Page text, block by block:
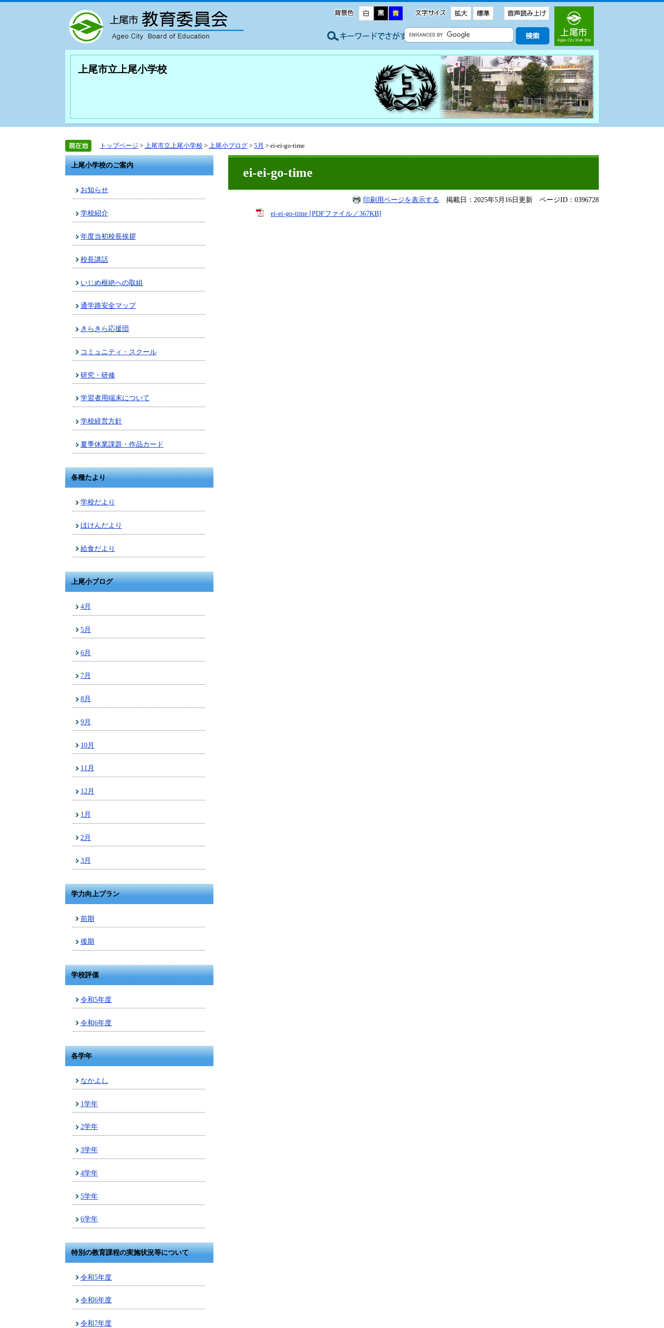
上尾市立上尾小学校
トップページ > 上尾市立上尾小学校 > 上尾小ブログ > 5月 > ei-ei-go-time
上尾小学校のご案内
お知らせ
学校紹介
年度当初校長挨拶
校長講話
いじめ根絶への取組
通学路安全マップ
きらきら応援団
コミュニティ・スクール
研究・研修
学習者用端末について
学校経営方針
夏季休業課題・作品カード
各種たより
学校だより
ほけんだより
給食だより
上尾小ブログ
4月
5月
6月
7月
8月
9月
10月
11月
12月
1月
2月
3月
学力向上プラン
前期
後期
学校評価
令和5年度
令和6年度
各学年
なかよし
1学年
2学年
3学年
4学年
5学年
6学年
特別の教育課程の実施状況等について
令和5年度
令和6年度
令和7年度
ei-ei-go-time
印刷用ページを表示する 掲載日：2025年5月16日更新 ページID：0396728
ei-ei-go-time [PDFファイル／367KB]